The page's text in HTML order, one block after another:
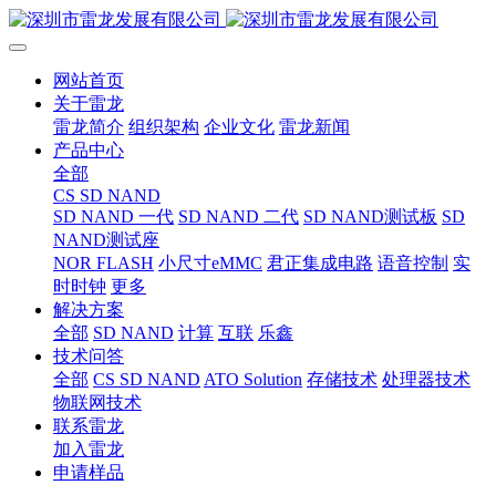
网站首页
关于雷龙
雷龙简介 组织架构 企业文化 雷龙新闻
产品中心
全部
CS SD NAND
SD NAND 一代 SD NAND 二代 SD NAND测试板 SD
NAND测试座
NOR FLASH 小尺寸eMMC 君正集成电路 语音控制 实
时时钟 更多
解决方案
全部 SD NAND 计算 互联 乐鑫
技术问答
全部 CS SD NAND ATO Solution 存储技术 处理器技术
物联网技术
联系雷龙
加入雷龙
申请样品